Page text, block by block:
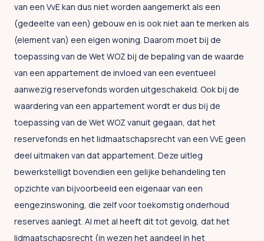
van een VvE kan dus niet worden aangemerkt als een
(gedeelte van een) gebouw en is ook niet aan te merken als
(element van) een eigen woning. Daarom moet bij de
toepassing van de Wet WOZ bij de bepaling van de waarde
van een appartement de invloed van een eventueel
aanwezig reservefonds worden uitgeschakeld. Ook bij de
waardering van een appartement wordt er dus bij de
toepassing van de Wet WOZ vanuit gegaan, dat het
reservefonds en het lidmaatschapsrecht van een VvE geen
deel uitmaken van dat appartement. Deze uitleg
bewerkstelligt bovendien een gelijke behandeling ten
opzichte van bijvoorbeeld een eigenaar van een
eengezinswoning, die zelf voor toekomstig onderhoud
reserves aanlegt. Al met al heeft dit tot gevolg, dat het
lidmaatschapsrecht (in wezen het aandeel in het